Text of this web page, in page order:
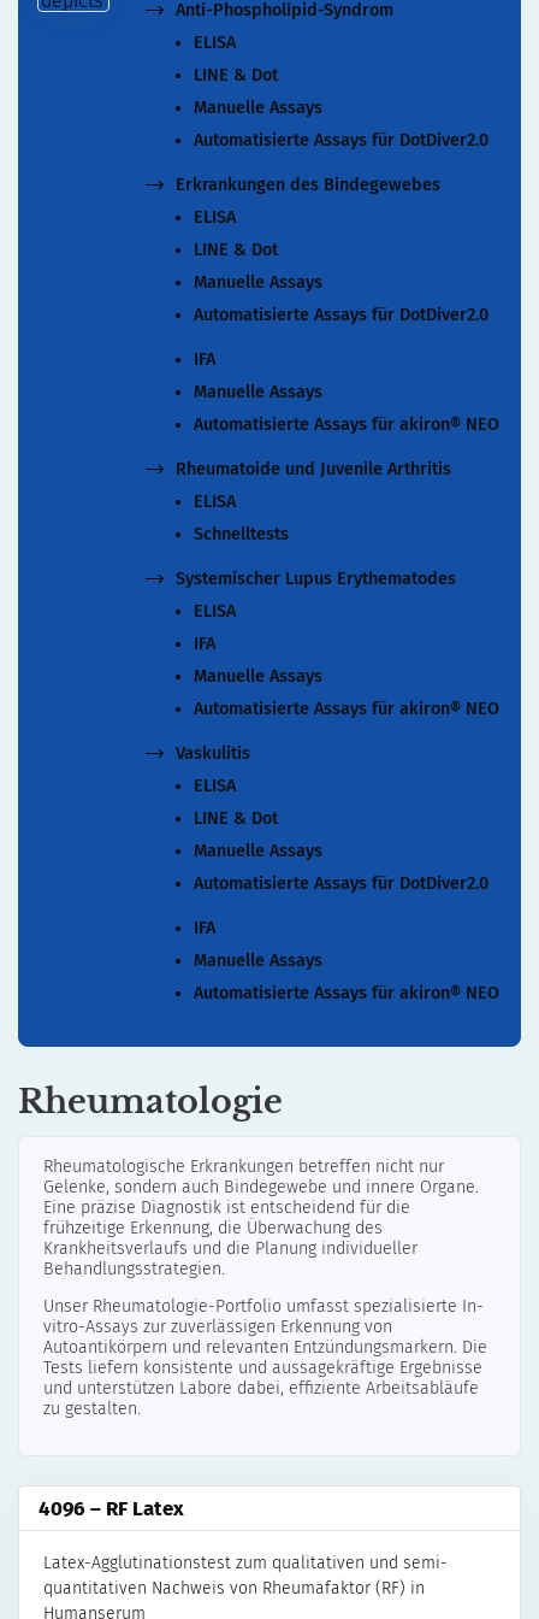
Automatisierte Assays für akiron® NEO
Anti-Phospholipid-Syndrom
ELISA
LINE & Dot
Manuelle Assays
Automatisierte Assays für DotDiver2.0
Erkrankungen des Bindegewebes
ELISA
LINE & Dot
Manuelle Assays
Automatisierte Assays für DotDiver2.0
IFA
Manuelle Assays
Automatisierte Assays für akiron® NEO
Rheumatoide und Juvenile Arthritis
ELISA
Schnelltests
Systemischer Lupus Erythematodes
ELISA
IFA
Manuelle Assays
Automatisierte Assays für akiron® NEO
Vaskulitis
ELISA
LINE & Dot
Manuelle Assays
Automatisierte Assays für DotDiver2.0
IFA
Manuelle Assays
Automatisierte Assays für akiron® NEO
Rheumatologie
Rheumatologische Erkrankungen betreffen nicht nur
Gelenke, sondern auch Bindegewebe und innere Organe.
Eine präzise Diagnostik ist entscheidend für die
frühzeitige Erkennung, die Überwachung des
Krankheitsverlaufs und die Planung individueller
Behandlungsstrategien.
Unser Rheumatologie-Portfolio umfasst spezialisierte In-
vitro-Assays zur zuverlässigen Erkennung von
Autoantikörpern und relevanten Entzündungsmarkern. Die
Tests liefern konsistente und aussagekräftige Ergebnisse
und unterstützen Labore dabei, effiziente Arbeitsabläufe
zu gestalten.
4096 – RF Latex
Latex-Agglutinationstest zum qualitativen und semi-
quantitativen Nachweis von Rheumafaktor (RF) in
Humanserum